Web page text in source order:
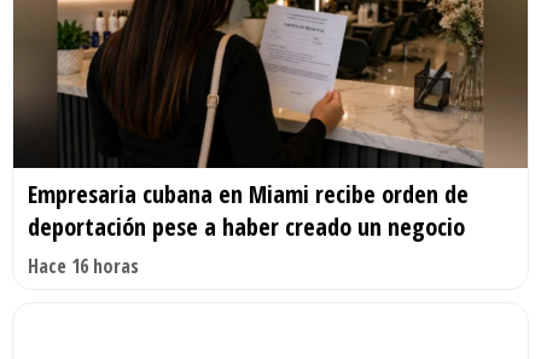
Empresaria cubana en Miami recibe orden de
deportación pese a haber creado un negocio
Hace 16 horas